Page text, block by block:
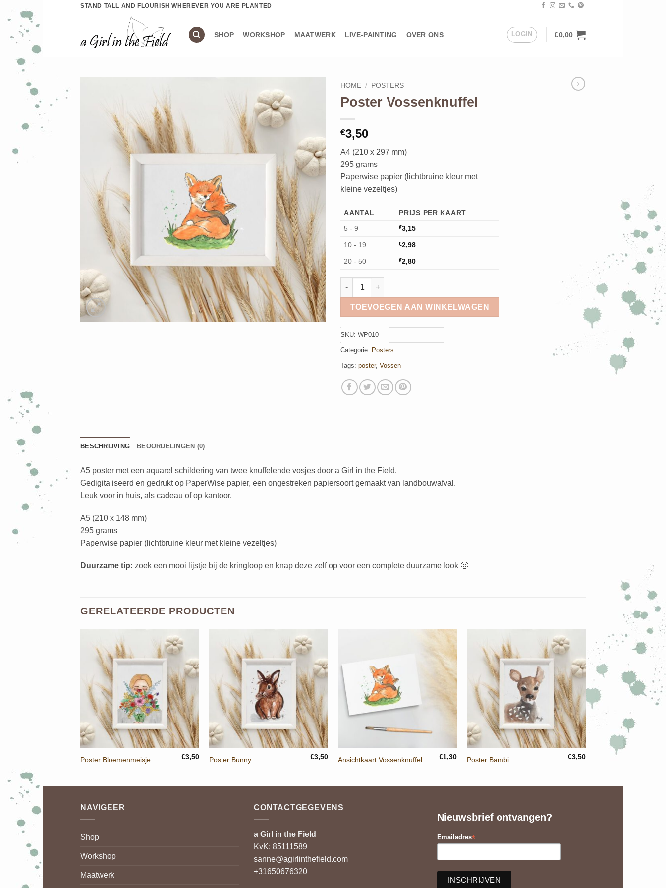
STAND TALL AND FLOURISH WHEREVER YOU ARE PLANTED
SHOP WORKSHOP MAATWERK LIVE-PAINTING OVER ONS LOGIN €0,00
HOME / POSTERS
Poster Vossenknuffel
€3,50
A4 (210 x 297 mm)
295 grams
Paperwise papier (lichtbruine kleur met
kleine vezeltjes)
AANTAL
PRIJS PER KAART
5 - 9
€3,15
10 - 19 €2,98
20 - 50 €2,80
Poster Vossenknuffel aantal
TOEVOEGEN AAN WINKELWAGEN
SKU: WP010
Categorie: Posters
Tags: poster, Vossen
BESCHRIJVING BEOORDELINGEN (0)
A5 poster met een aquarel schildering van twee knuffelende vosjes door a Girl in the Field.
Gedigitaliseerd en gedrukt op PaperWise papier, een ongestreken papiersoort gemaakt van landbouwafval.
Leuk voor in huis, als cadeau of op kantoor.
A5 (210 x 148 mm)
295 grams
Paperwise papier (lichtbruine kleur met kleine vezeltjes)
Duurzame tip: zoek een mooi lijstje bij de kringloop en knap deze zelf op voor een complete duurzame look 🙂
GERELATEERDE PRODUCTEN
Poster Bloemenmeisje €3,50 Poster Bunny €3,50 Ansichtkaart Vossenknuffel €1,30 Poster Bambi €3,50
NAVIGEER
Shop
Workshop
Maatwerk
CONTACTGEGEVENS
a Girl in the Field
KvK: 85111589
sanne@agirlinthefield.com
+31650676320
Nieuwsbrief ontvangen?
Emailadres*